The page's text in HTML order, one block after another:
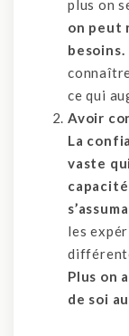
plus on
on peut
besoins.
ce qui
Avoir
La
vaste
les
Plus on
de soi